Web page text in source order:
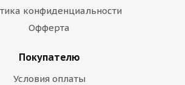
конфиденциальности
Офферта
Покупателю
Условия оплаты